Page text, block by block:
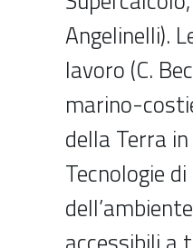
Angelinelli).
lavoro (C.
marino-
della Terra
Tecnologie